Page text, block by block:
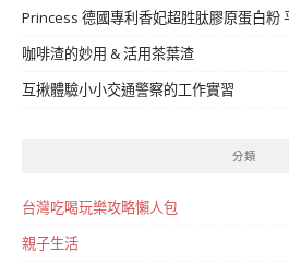
Princess 德國專利香妃超胜肽膠原蛋白粉
咖啡渣的妙用 & 活用茶葉渣
互揪體驗小小交通警察的工作實習
分類
台灣吃喝玩樂攻略懶人包
親子生活